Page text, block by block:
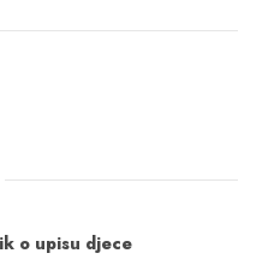
o upisu djece